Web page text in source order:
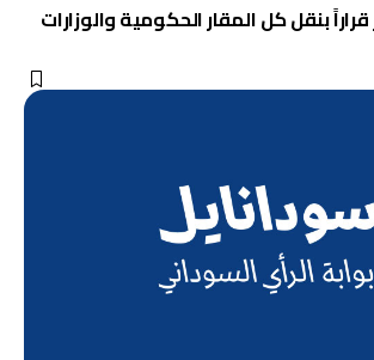
بنقل كل المقار الحكومية والوزارات